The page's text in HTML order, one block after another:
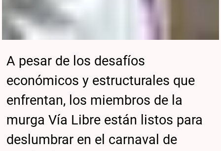
A pesar de los desafíos
económicos y estructurales que
enfrentan, los miembros de la
murga Vía Libre están listos para
deslumbrar en el carnaval de